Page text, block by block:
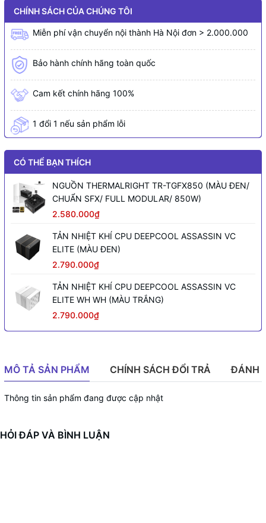
CHÍNH SÁCH CỦA CHÚNG TÔI
Miễn phí vận chuyển nội thành Hà Nội đơn > 2.000.000
Bảo hành chính hãng toàn quốc
Cam kết chính hãng 100%
1 đổi 1 nếu sản phẩm lỗi
CÓ THỂ BẠN THÍCH
NGUỒN THERMALRIGHT TR-TGFX850 (MÀU ĐEN/
CHUẨN SFX/ FULL MODULAR/ 850W)
2.580.000₫
TẢN NHIỆT KHÍ CPU DEEPCOOL ASSASSIN VC
ELITE (MÀU ĐEN)
2.790.000₫
TẢN NHIỆT KHÍ CPU DEEPCOOL ASSASSIN VC
ELITE WH WH (MÀU TRẮNG)
2.790.000₫
MÔ TẢ SẢN PHẨM CHÍNH SÁCH ĐỔI TRẢ ĐÁNH
Thông tin sản phẩm đang được cập nhật
HỎI ĐÁP VÀ BÌNH LUẬN